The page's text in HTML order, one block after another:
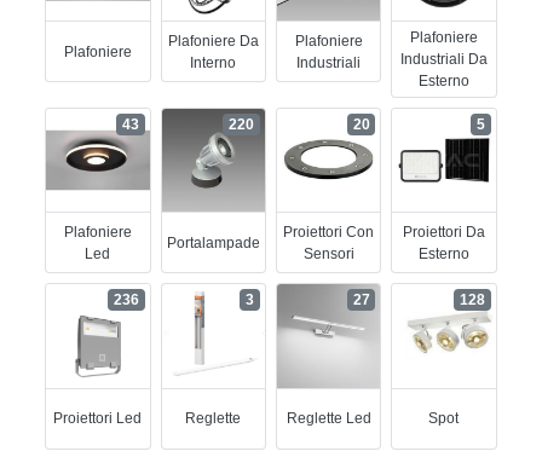
Plafoniere
Plafoniere Da
Interno
Plafoniere
Industriali
Plafoniere
Industriali Da
Esterno
Plafoniere
Led
43
Portalampade
220
Proiettori Con
Sensori
20
Proiettori Da
Esterno
5
Proiettori Led
236
Reglette
3
Reglette Led
27
Spot
128